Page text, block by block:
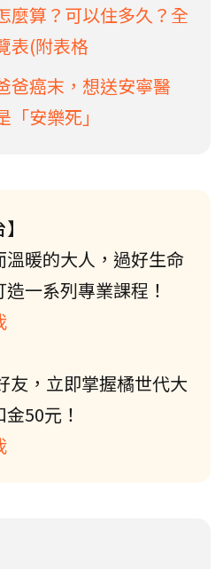
麼算？可以住多久？全
表(附表格
爸癌末，想送安寧醫
安樂死」
暖的大人，過好生命
一系列專業課程！
友，立即掌握橘世代大
50元！